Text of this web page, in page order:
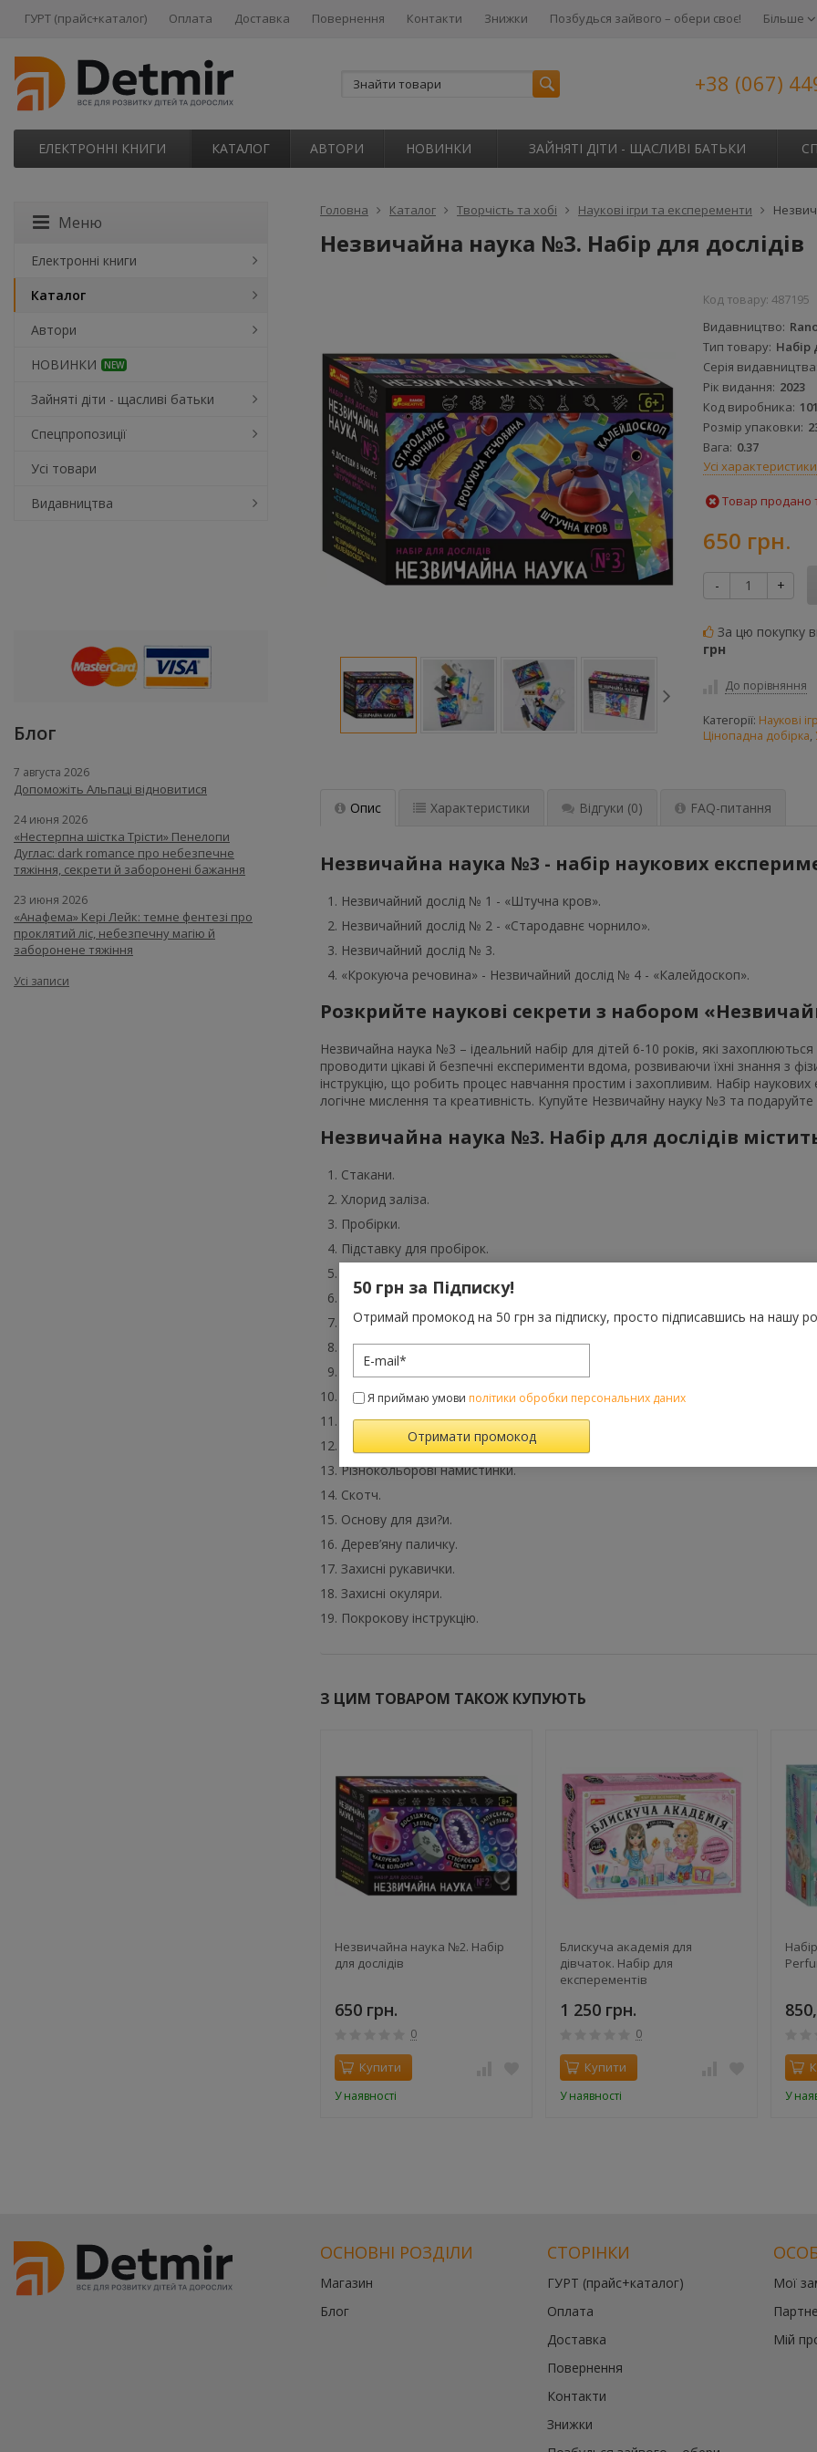
ГУРТ (прайс+каталог) Оплата Доставка Повернення Контакти Знижки Позбудься зайвого – обери своє! Більше
+38 (067)
ЕЛЕКТРОННІ КНИГИ КАТАЛОГ АВТОРИ НОВИНКИ ЗАЙНЯТІ ДІТИ - ЩАСЛИВІ БАТЬКИ
Головна Каталог Творчість та хобі Наукові ігри та експеременти
Незвичайна наука №3. Набір для дослідів
Код товару: 487195
Видавництво
Тип товару Набір
Серія видавництва
Рік видання 2023
Код виробника
Розмір упаковки
Вага 0.37
Усі характеристики
Товар продано
650 грн.
- +
За цю покупку
грн
До порівняння
Категорії: Наукові
Цінопадна добірка,
Опис Характеристики Відгуки (0) FAQ-питання
Незвичайна наука №3 - набір наукових
Незвичайний дослiд № 1 - «Штучна кров».
Незвичайний дослiд № 2 - «Стародавнє чорнило».
Незвичайний дослiд № 3.
«Крокуюча речовина» - Незвичайний дослiд № 4 - «Калейдоскоп».
Розкрийте наукові секрети з набором
Незвичайна наука №3 – ідеальний набір для дітей 6-10 років, які
проводити цікаві й безпечні експерименти вдома, розвиваючи їхні знання з
інструкцію, що робить процес навчання простим і захопливим. Набір
логічне мислення та креативність. Купуйте Незвичайну науку №3 та подаруйте
Незвичайна наука №3. Набір для дослідів
Стакани.
Хлорид заліза.
Пробірки.
Підставку для пробірок.
Роданід калію.
Піпетку.
Харчові барвники.
Палички для перемішування.
Серветки.
Дзеркала.
Корпус для калейдоскопа.
Різнокольорові намистинки.
Скотч.
Основу для дзи?и.
Дерев’яну паличку.
Захисні рукавички.
Захисні окуляри.
Покрокову інструкцію.
З ЦИМ ТОВАРОМ ТАКОЖ КУПУЮТЬ
Незвичайна наука №2. Набір
для дослідів
650 грн.
0
Купити
У наявності
Блискуча академія для
дівчаток. Набір для
експерементів
1 250 грн.
0
Купити
У наявності У
Меню
Електронні книги
Каталог
Автори
НОВИНКИ
NEW
Зайняті діти - щасливі батьки
Спецпропозиції
Усі товари
Видавництва
Блог
7 августа 2026
Допоможіть Альпаці відновитися
24 июня 2026
«Нестерпна шістка Трісти» Пенелопи
Дуглас: dark romance про небезпечне
тяжіння, секрети й заборонені бажання
23 июня 2026
«Анафема» Кері Лейк: темне фентезі про
проклятий ліс, небезпечну магію й
заборонене тяжіння
Усі записи
ОСНОВНІ РОЗДІЛИ
Магазин
Блог
СТОРІНКИ
ГУРТ (прайс+каталог)
Оплата
Доставка
Повернення
Контакти
Знижки
Мої
Мій
50 грн за Підписку!
Отримай промокод на 50 грн за підписку, просто підписавшись на нашу
Я приймаю умови політики обробки персональних даних